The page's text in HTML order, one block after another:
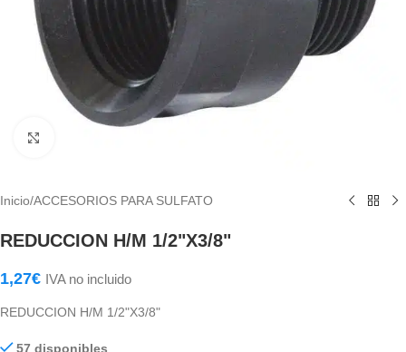
Inicio/ACCESORIOS PARA SULFATO
REDUCCION H/M 1/2"X3/8"
1,27€ IVA no incluido
REDUCCION H/M 1/2"X3/8"
57 disponibles